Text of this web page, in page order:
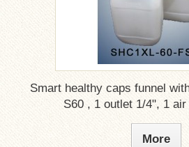
Smart healthy caps funnel
S60 , 1 outlet 1/4", 1
More